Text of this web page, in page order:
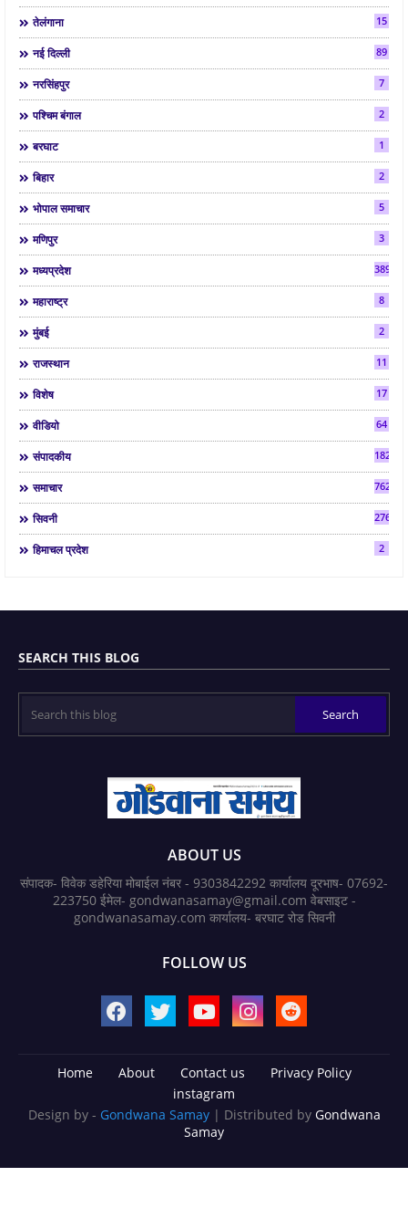
तेलंगाना 15
नई दिल्ली 89
नरसिंहपुर 7
पश्चिम बंगाल 2
बरघाट 1
बिहार 2
भोपाल समाचार 5
मणिपुर 3
मध्यप्रदेश 3892
महाराष्ट्र 8
मुंबई 2
राजस्थान 11
विशेष 17
वीडियो 64
संपादकीय 182
समाचार 7624
सिवनी 2763
हिमाचल प्रदेश 2
SEARCH THIS BLOG
ABOUT US
संपादक- विवेक डहेरिया मोबाईल नंबर - 9303842292 कार्यालय दूरभाष- 07692-
223750 ईमेल- gondwanasamay@gmail.com वेबसाइट -
gondwanasamay.com कार्यालय- बरघाट रोड सिवनी
FOLLOW US
Home About Contact us
Privacy Policy
instagram
Design by - Gondwana Samay | Distributed by Gondwana
Samay